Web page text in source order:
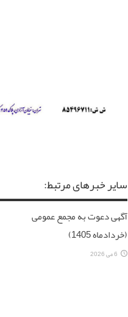
سایر خبرهای مرتبط:
آگهی دعوت به مجمع عمومی
(خردادماه 1405)
6 می 2026